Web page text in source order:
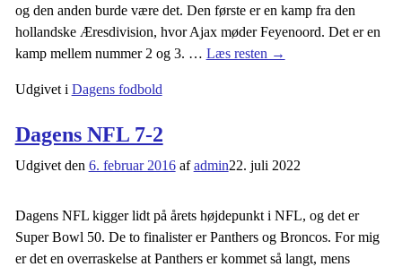
og den anden burde være det. Den første er en kamp fra den
hollandske Æresdivision, hvor Ajax møder Feyenoord. Det er en
kamp mellem nummer 2 og 3. … Læs resten →
Udgivet i Dagens fodbold
Dagens NFL 7-2
Udgivet den 6. februar 2016 afadmin22. juli 2022
Dagens NFL kigger lidt på årets højdepunkt i NFL, og det er
Super Bowl 50. De to finalister er Panthers og Broncos. For mig
er det en overraskelse at Panthers er kommet så langt, mens